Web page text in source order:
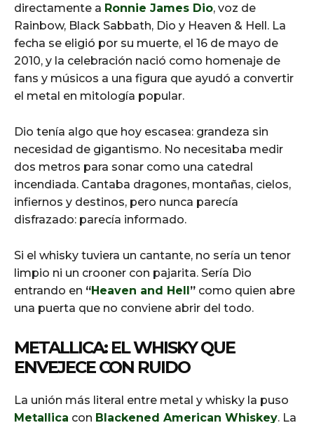
directamente a Ronnie James Dio, voz de
Rainbow, Black Sabbath, Dio y Heaven & Hell. La
fecha se eligió por su muerte, el 16 de mayo de
2010, y la celebración nació como homenaje de
fans y músicos a una figura que ayudó a convertir
el metal en mitología popular.
Dio tenía algo que hoy escasea: grandeza sin
necesidad de gigantismo. No necesitaba medir
dos metros para sonar como una catedral
incendiada. Cantaba dragones, montañas, cielos,
infiernos y destinos, pero nunca parecía
disfrazado: parecía informado.
Si el whisky tuviera un cantante, no sería un tenor
limpio ni un crooner con pajarita. Sería Dio
entrando en “Heaven and Hell” como quien abre
una puerta que no conviene abrir del todo.
METALLICA: EL WHISKY QUE
ENVEJECE CON RUIDO
La unión más literal entre metal y whisky la puso
Metallica con Blackened American Whiskey. La